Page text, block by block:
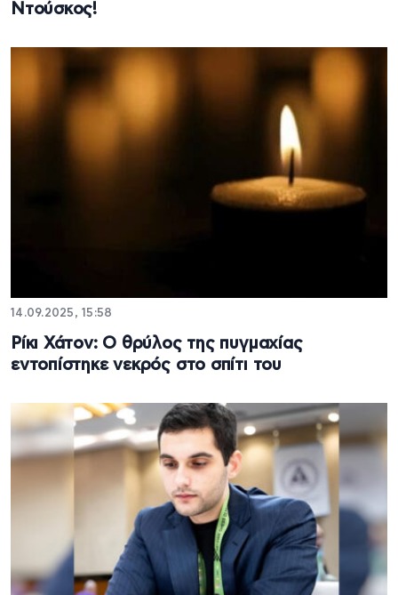
Ντούσκος!
14.09.2025, 15:58
Ρίκι Χάτον: Ο θρύλος της πυγμαχίας
εντοπίστηκε νεκρός στο σπίτι του